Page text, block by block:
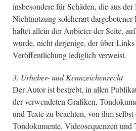
insbesondere für Schäden, die aus
Nichtnutzung solcherart dargebotener
haftet allein der Anbieter der Seite,
wurde, nicht derjenige, der über
Veröffentlichung lediglich verweist.
3. Urheber- und Kennzeichenrecht
Der Autor ist bestrebt, in allen
der verwendeten Grafiken,
und Texte zu beachten, von ihm
Tondokumente, Videosequenzen und